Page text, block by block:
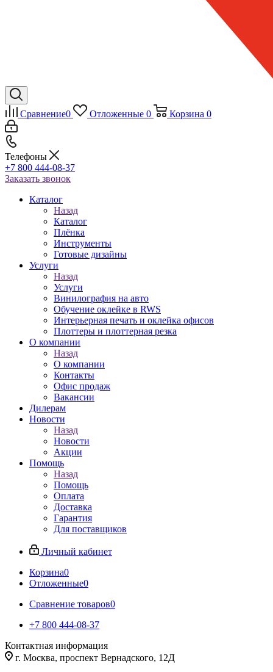
Сравнение0 Отложенные 0 Корзина 0
Телефоны
+7 800 444-08-37
Заказать звонок
Каталог
Назад
Каталог
Плёнка
Инструменты
Готовые дизайны
Услуги
Назад
Услуги
Винилография на авто
Обучение оклейке в RWS
Интерьерная печать и оклейка офисов
Плоттеры и плоттерная резка
О компании
Назад
О компании
Контакты
Офис продаж
Вакансии
Дилерам
Новости
Назад
Новости
Акции
Помощь
Назад
Помощь
Оплата
Доставка
Гарантия
Для поставщиков
Личный кабинет
Корзина0
Отложенные0
Сравнение товаров0
+7 800 444-08-37
Контактная информация
г. Москва, проспект Вернадского, 12Д